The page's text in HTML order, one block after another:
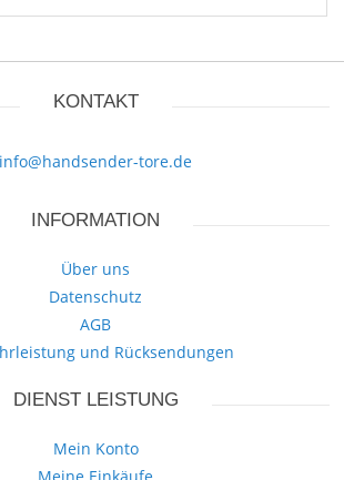
KONTAKT
info@handsender-tore.de
INFORMATION
Über uns
Datenschutz
AGB
und Rücksendungen
DIENST LEISTUNG
Mein Konto
Meine Einkäufe